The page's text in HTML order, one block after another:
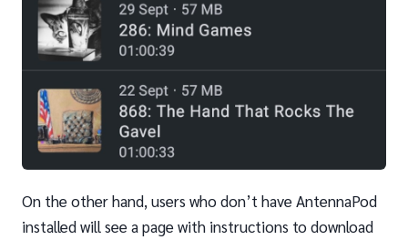
On the other hand, users who don’t have AntennaPod
installed will see a page with instructions to download